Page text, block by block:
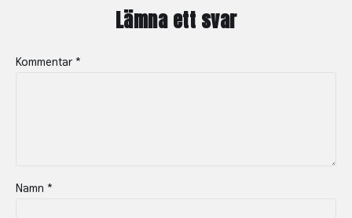
Lämna ett svar
Kommentar *
Namn *